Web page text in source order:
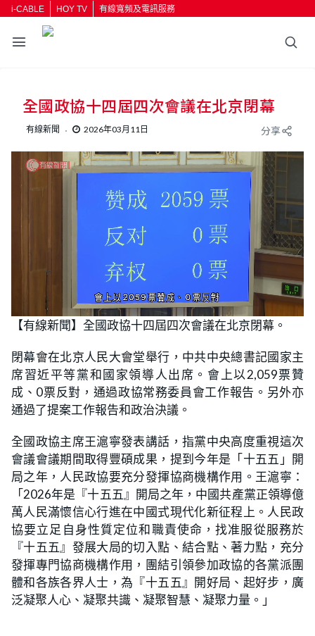
i-CABLE HOY TV 有線寬頻及電訊服務
全國政協十四屆四次會議在北京閉幕
有線新聞 2026年03月11日 分享
n
m
u
e
L
o
a
d
:
2
9
.
3
5
%
【有線新聞】全國政協十四屆四次會議在北京閉幕。
閉幕會在北京人民大會堂舉行，中共中央總書記國家主
席習近平等黨和國家領導人出席。會上以2,059票贊
成、0票反對，通過政協常務委員會工作報告。另外亦
通過了提案工作報告和政治決議。
全國政協主席王滬寧發表講話，指黨中央高度重視這次
會議會議期間取得豐碩成果，提到今年是「十五五」開
局之年，人民政協要充分發揮協商機構作用。王滬寧：
「2026年是『十五五』開局之年，中國共產黨正領導億
萬人民滿懷信心行進在中國式現代化新征程上。人民政
協要立足自身性質定位和職責使命，找准服從服務於
『十五五』發展大局的切入點、結合點、著力點，充分
發揮專門協商機構作用，團結引領參加政協的各黨派團
體和各族各界人士，為『十五五』開好局、起好步，廣
泛凝聚人心、凝聚共識、凝聚智慧、凝聚力量。」